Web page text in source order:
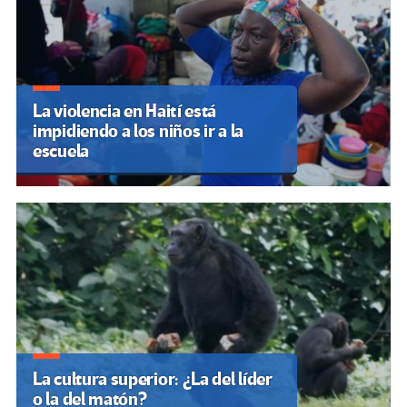
La violencia en Haití está
impidiendo a los niños ir a la
escuela
La cultura superior: ¿La del líder
o la del matón?